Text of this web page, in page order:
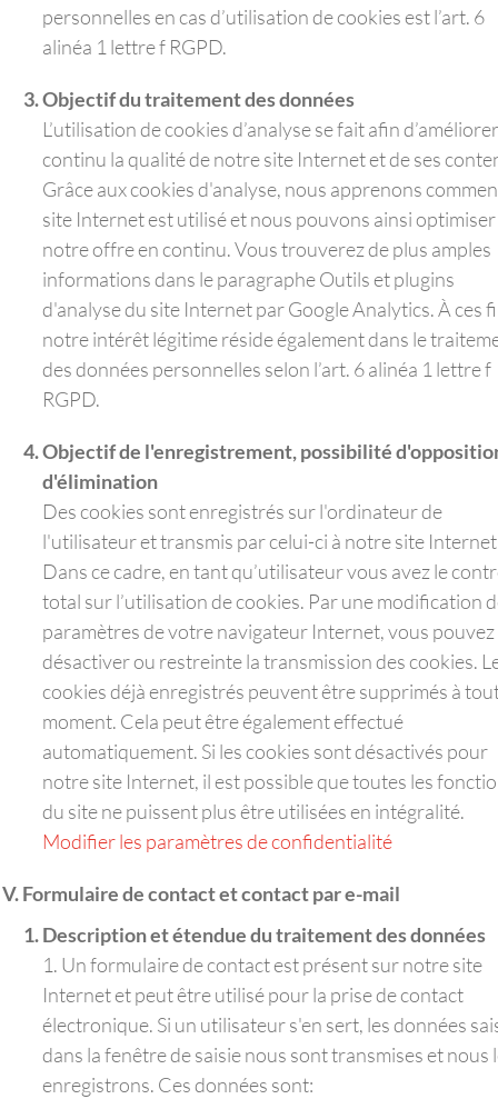
personnelles en cas d’utilisation de cookies est l’art. 6
alinéa 1 lettre f RGPD.
Objectif du traitement des données
L’utilisation de cookies d’analyse se fait afin
continu la qualité de notre site Internet et de ses
Grâce aux cookies d'analyse, nous apprenons
site Internet est utilisé et nous pouvons ainsi optimiser
notre offre en continu. Vous trouverez de plus amples
informations dans le paragraphe Outils et plugins
d'analyse du site Internet par Google Analytics. À ces
notre intérêt légitime réside également dans le
des données personnelles selon l’art. 6 alinéa 1 lettre f
RGPD.
Objectif de l'enregistrement, possibilité
d'élimination
Des cookies sont enregistrés sur l'ordinateur de
l'utilisateur et transmis par celui-ci à notre site
Dans ce cadre, en tant qu’utilisateur vous avez le
total sur l’utilisation de cookies. Par une modification
paramètres de votre navigateur Internet, vous pouvez
désactiver ou restreinte la transmission des cookies.
cookies déjà enregistrés peuvent être supprimés à
moment. Cela peut être également effectué
automatiquement. Si les cookies sont désactivés pour
notre site Internet, il est possible que toutes les
du site ne puissent plus être utilisées en intégralité.
Modifier les paramètres de confidentialité
Formulaire de contact et contact par e-mail
Description et étendue du traitement des données
1. Un formulaire de contact est présent sur notre site
Internet et peut être utilisé pour la prise de contact
électronique. Si un utilisateur s'en sert, les données
dans la fenêtre de saisie nous sont transmises et nous
enregistrons. Ces données sont: